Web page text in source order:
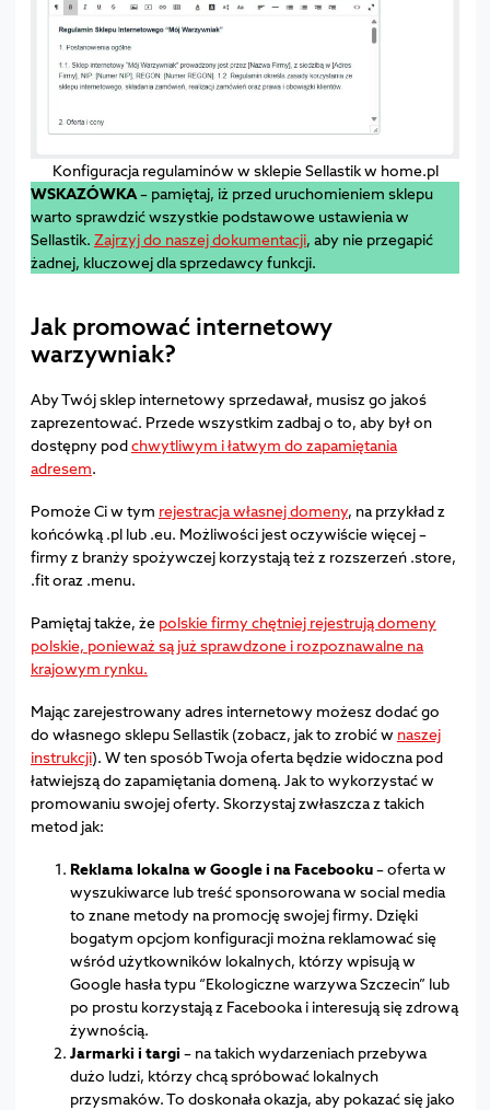
Konfiguracja regulaminów w sklepie Sellastik w home.pl
WSKAZÓWKA– pamiętaj, iż przed uruchomieniem sklepu
warto sprawdzić wszystkie podstawowe ustawienia w
Sellastik. Zajrzyj do naszej dokumentacji, aby nie przegapić
żadnej, kluczowej dla sprzedawcy funkcji.
Jak promować internetowy
warzywniak?
Aby Twój sklep internetowy sprzedawał, musisz go jakoś
zaprezentować. Przede wszystkim zadbaj o to, aby był on
dostępny podchwytliwym i łatwym do zapamiętania
adresem.
Pomoże Ci w tym rejestracja własnej domeny, na przykład z
końcówką .pl lub .eu. Możliwości jest oczywiście więcej –
firmy z branży spożywczej korzystają też z rozszerzeń .store,
.fit oraz .menu.
Pamiętaj także, że polskie firmy chętniej rejestrują domeny
polskie, ponieważ są już sprawdzone i rozpoznawalne na
krajowym rynku.
Mając zarejestrowany adres internetowy możesz dodać go
do własnego sklepu Sellastik (zobacz, jak to zrobić w naszej
instrukcji). W ten sposób Twoja oferta będzie widoczna pod
łatwiejszą do zapamiętania domeną. Jak to wykorzystać w
promowaniu swojej oferty. Skorzystaj zwłaszcza z takich
metod jak:
Reklama lokalna w Google i na Facebooku– oferta w
wyszukiwarce lub treść sponsorowana w social media
to znane metody na promocję swojej firmy. Dzięki
bogatym opcjom konfiguracji można reklamować się
wśród użytkowników lokalnych, którzy wpisują w
Google hasła typu “Ekologiczne warzywa Szczecin” lub
po prostu korzystają z Facebooka i interesują się zdrową
żywnością.
Jarmarki i targi – na takich wydarzeniach przebywa
dużo ludzi, którzy chcą spróbować lokalnych
przysmaków. To doskonała okazja, aby pokazać się jako